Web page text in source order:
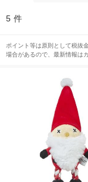
5 件
ポイント等は原則として税抜
場合があるので、最新情報は